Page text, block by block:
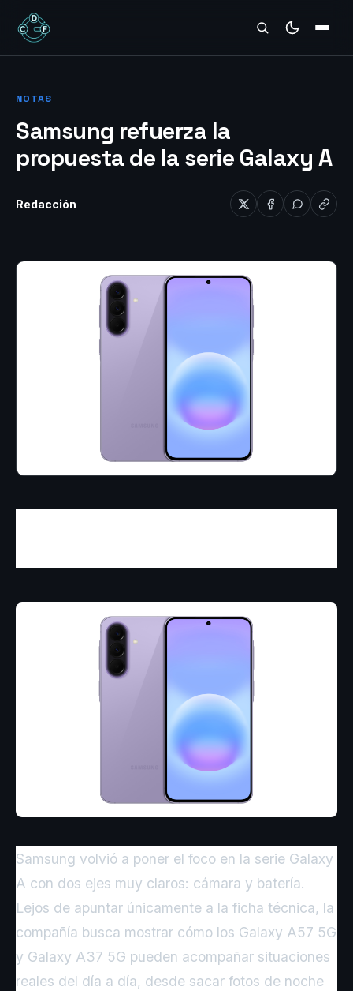
REVIEWS
NOTAS
Samsung refuerza la
propuesta de la serie Galaxy A
Redacción
Samsung volvió a poner el foco en la serie Galaxy
A con dos ejes muy claros: cámara y batería.
Lejos de apuntar únicamente a la ficha técnica, la
compañía busca mostrar cómo los Galaxy A57 5G
y Galaxy A37 5G pueden acompañar situaciones
reales del día a día, desde sacar fotos de noche